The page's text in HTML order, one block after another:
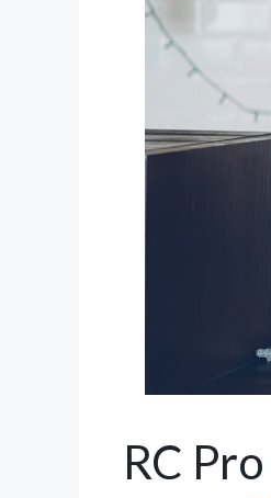
RC